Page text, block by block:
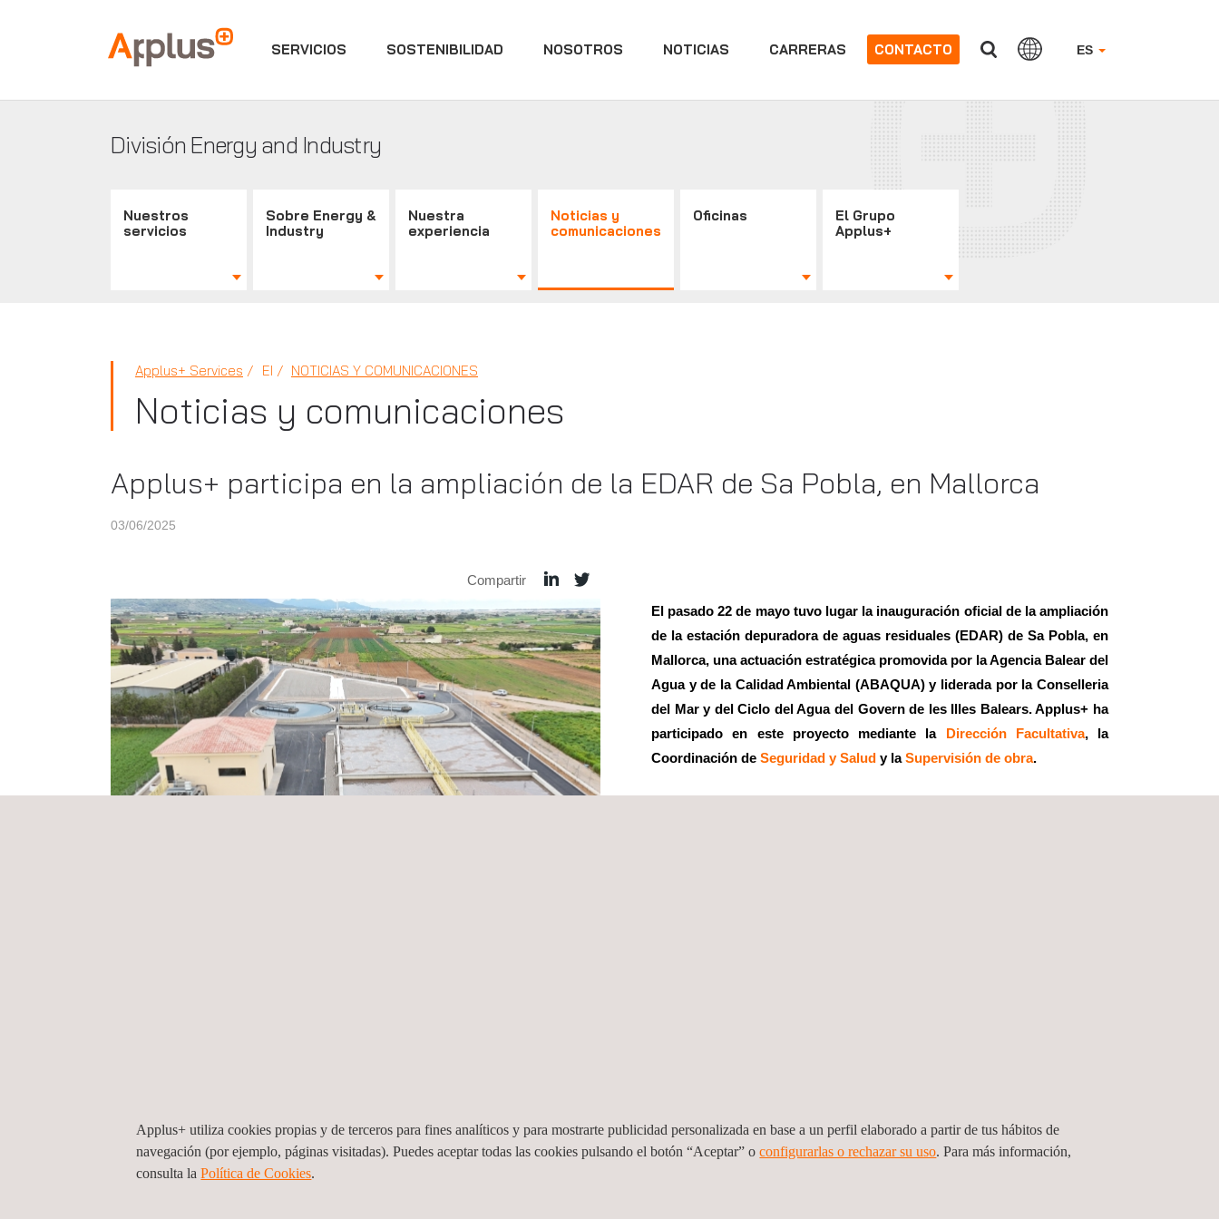
Applus+ ES
SERVICIOS SOSTENIBILIDAD NOSOTROS NOTICIAS CARRERAS CONTACTO
División Energy and Industry
Nuestros
servicios
Sobre Energy &
Industry
Nuestra
experiencia
Noticias y
comunicaciones
Oficinas
El Grupo
Applus+
Applus+ Services EI NOTICIAS Y COMUNICACIONES
Noticias y comunicaciones
Applus+ participa en la ampliación de la EDAR de Sa Pobla, en Mallorca
03/06/2025
Compartir
El pasado 22 de mayo tuvo lugar la inauguración oficial de la ampliación
de la estación depuradora de aguas residuales (EDAR) de Sa Pobla, en
Mallorca, una actuación estratégica promovida por la Agencia Balear del
Agua y de la Calidad Ambiental (ABAQUA) y liderada por la Conselleria
del Mar y del Ciclo del Agua del Govern de les Illes Balears. Applus+ ha
participado en este proyecto mediante la Dirección Facultativa, la
Coordinación de Seguridad y Salud y laSupervisión de obra.
Este proyecto ha sido ejecutado a lo largo de dos años sin interrumpir el
Este proyecto reafirma el compromiso de Applus+ con la sostenibilidad, la mejora continua de lasinfraestructuras hidráulicasy laeficiencia energéticaen el ciclo integral
del agua.
Applus+ utiliza cookies propias y de terceros para fines analíticos y para mostrarte publicidad personalizada en base a un perfil elaborado a partir de tus hábitos de
navegación (por ejemplo, páginas visitadas). Puedes aceptar todas las cookies pulsando el botón “Aceptar” o configurarlas o rechazar su uso. Para más información,
consulta laPolítica de Cookies.